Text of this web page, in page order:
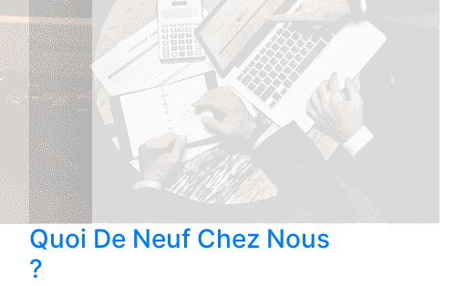
Quoi De Neuf Chez Nous
?